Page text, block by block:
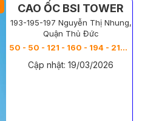
CAO ỐC BSI TOWER
193-195-197 Nguyễn Thị Nhung,
Quận Thủ Đức
50 - 50 - 121 - 160 - 194 - 210 - 214 - 264 - 335 - 374 - 458 - 545 -
Cập nhật: 19/03/2026